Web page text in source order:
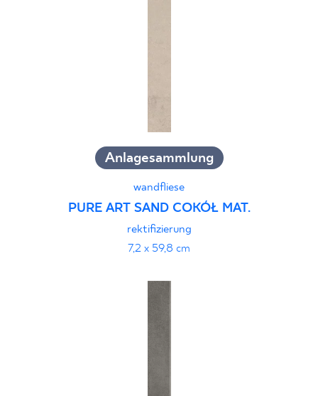
Anlagesammlung
wandfliese
PURE ART SAND COKÓŁ MAT.
rektifizierung
7,2 x 59,8 cm